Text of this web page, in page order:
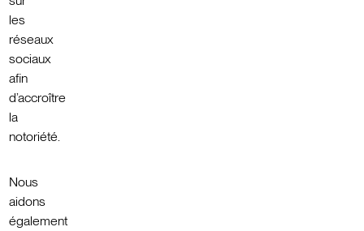
les
réseaux
sociaux
afin
d’accroître
la
notoriété.
Nous
aidons
également